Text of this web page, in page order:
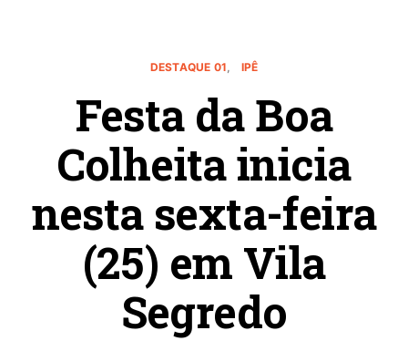
DESTAQUE 01 IPÊ
Festa da Boa
Colheita inicia
nesta sexta-feira
(25) em Vila
Segredo